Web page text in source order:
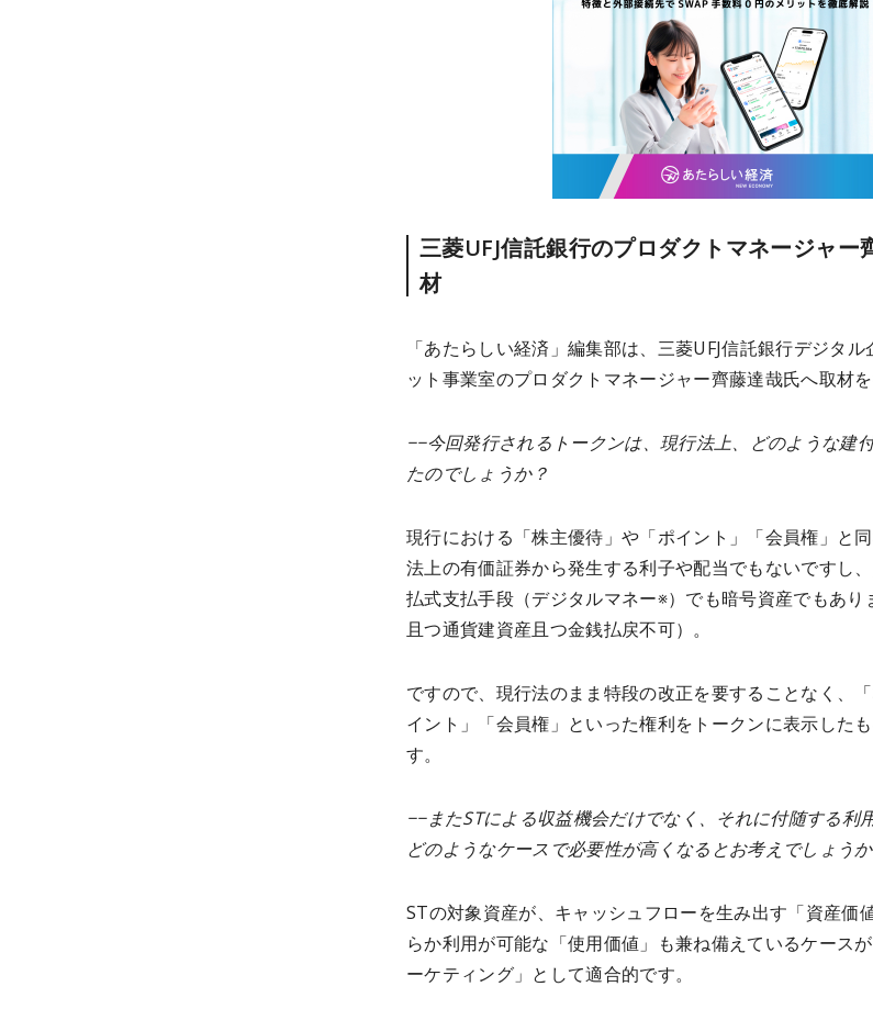
三菱UFJ信託銀行のプロダクトマネージャー
材
「あたらしい経済」編集部は、三菱UFJ信託銀行デジタ
ット事業室のプロダクトマネージャー齊藤達哉氏へ取材を
−−今回発行されるトークンは、現行法上、どのような建
たのでしょうか？
現行における「株主優待」や「ポイント」「会員権」と
法上の有価証券から発生する利子や配当でもないですし
払式支払手段（デジタルマネー※）でも暗号資産でもあり
且つ通貨建資産且つ金銭払戻不可）。
ですので、現行法のまま特段の改正を要することなく、
イント」「会員権」といった権利をトークンに表示した
す。
−−またSTによる収益機会だけでなく、それに付随する利
どのようなケースで必要性が高くなるとお考えでしょう
STの対象資産が、キャッシュフローを生み出す「資産価
らか利用が可能な「使用価値」も兼ね備えているケース
ーケティング」として適合的です。